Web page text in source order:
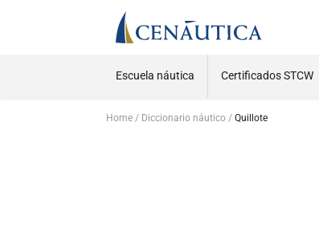
Escuela náutica Certificados STCW
Home Diccionario náutico Quillote